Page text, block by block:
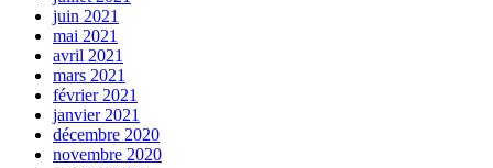
juin 2021
mai 2021
avril 2021
mars 2021
février 2021
janvier 2021
décembre 2020
novembre 2020